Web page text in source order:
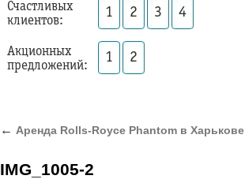
Счастливых
клиентов:
1 2 3 4
Акционных
предложений:
1 2
← Аренда Rolls-Royce Phantom в Харькове
IMG_1005-2